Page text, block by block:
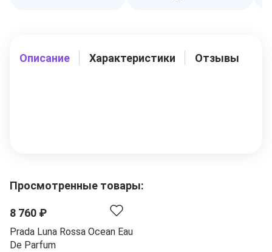
Описание Характеристики Отзывы
Просмотренные товары:
8 760 ₽
Prada Luna Rossa Ocean Eau
De Parfum